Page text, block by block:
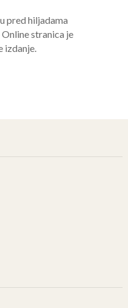
pred hiljadama
stranica je
izdanje.